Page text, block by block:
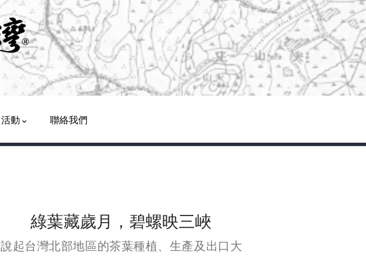
活動 聯絡我們
綠葉藏歲月，碧螺映三峽
說起台灣北部地區的茶葉種植、生產及出口大